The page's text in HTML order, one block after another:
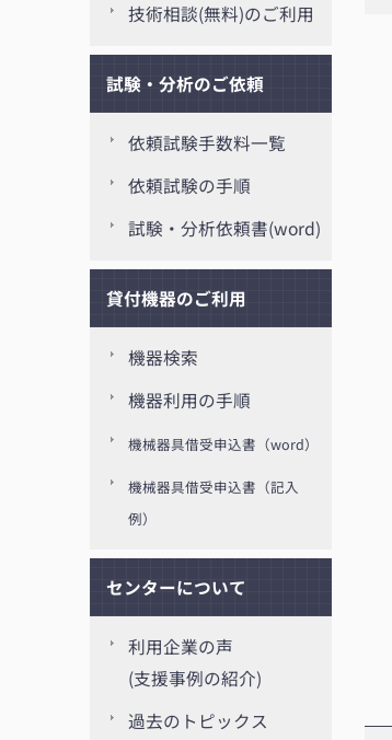
技術相談(無料)のご利用
試験・分析のご依頼
依頼試験手数料一覧
依頼試験の手順
試験・分析依頼書(word)
貸付機器のご利用
機器検索
機器利用の手順
機械器具借受申込書（word）
機械器具借受申込書（記入
例）
センターについて
利用企業の声
(支援事例の紹介)
過去のトピックス